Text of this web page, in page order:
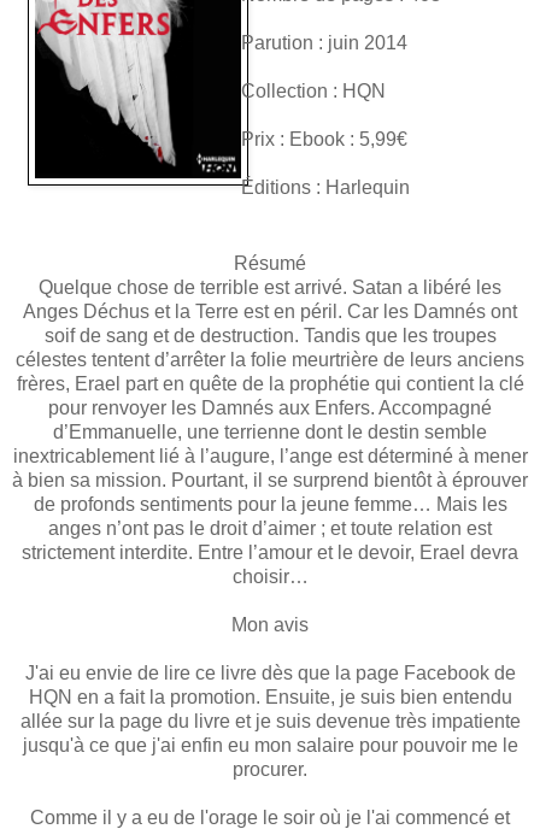
Parution : juin 2014
Collection : HQN
Prix : Ebook : 5,99€
Éditions : Harlequin
Résumé
Quelque chose de terrible est arrivé. Satan a libéré les
Anges Déchus et la Terre est en péril. Car les Damnés ont
soif de sang et de destruction. Tandis que les troupes
célestes tentent d’arrêter la folie meurtrière de leurs anciens
frères, Erael part en quête de la prophétie qui contient la clé
pour renvoyer les Damnés aux Enfers. Accompagné
d’Emmanuelle, une terrienne dont le destin semble
inextricablement lié à l’augure, l’ange est déterminé à mener
à bien sa mission. Pourtant, il se surprend bientôt à éprouver
de profonds sentiments pour la jeune femme… Mais les
anges n’ont pas le droit d’aimer ; et toute relation est
strictement interdite. Entre l’amour et le devoir, Erael devra
choisir…
Mon avis
J'ai eu envie de lire ce livre dès que la page Facebook de
HQN en a fait la promotion. Ensuite, je suis bien entendu
allée sur la page du livre et je suis devenue très impatiente
jusqu'à ce que j'ai enfin eu mon salaire pour pouvoir me le
procurer.
Comme il y a eu de l'orage le soir où je l'ai commencé et